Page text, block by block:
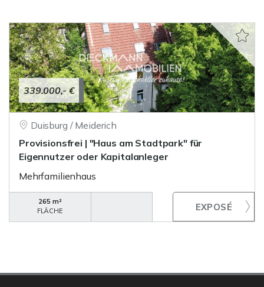
339.000,- €
Duisburg / Meiderich
Provisionsfrei | "Haus am Stadtpark" für
Eigennutzer oder Kapitalanleger
Mehrfamilienhaus
265 m²
FLÄCHE